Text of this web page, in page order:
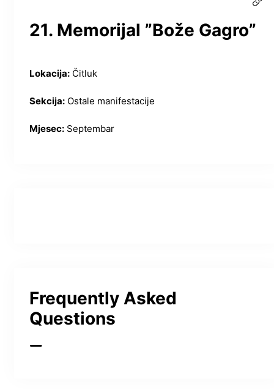
21. Memorijal ”Bože Gagro”
Lokacija: Čitluk
Sekcija: Ostale manifestacije
Mjesec: Septembar
Frequently Asked
Questions